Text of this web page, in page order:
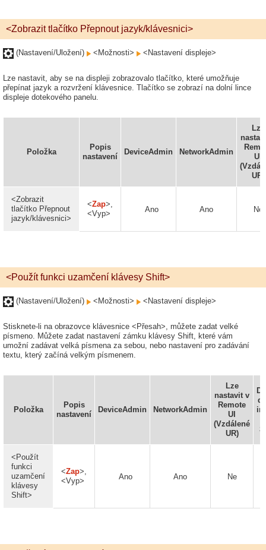
<Zobrazit tlačítko Přepnout jazyk/klávesnici>
(Nastavení/Uložení) <Možnosti> <Nastavení displeje>
Lze nastavit, aby se na displeji zobrazovalo tlačítko, které umožňuje
přepínat jazyk a rozvržení klávesnice. Tlačítko se zobrazí na dolní lince
displeje dotekového panelu.
Položka
Popis
nastavení
DeviceAdmin NetworkAdmin
Lze
UI
UR)
<Zobrazit
tlačítko Přepnout
jazyk/klávesnici>
<Zap>,
<Vyp>
Ano Ano Ne
<Použít funkci uzamčení klávesy Shift>
(Nastavení/Uložení) <Možnosti> <Nastavení displeje>
Stisknete-li na obrazovce klávesnice <Přesah>, můžete zadat velké
písmeno. Můžete zadat nastavení zámku klávesy Shift, které vám
umožní zadávat velká písmena za sebou, nebo nastavení pro zadávání
textu, který začíná velkým písmenem.
Položka
Popis
nastavení
DeviceAdmin NetworkAdmin
Lze
nastavit v
Remote
UI
(Vzdálené
UR)
<Použít
funkci
uzamčení
klávesy
Shift>
<Zap>,
<Vyp>
Ano Ano Ne